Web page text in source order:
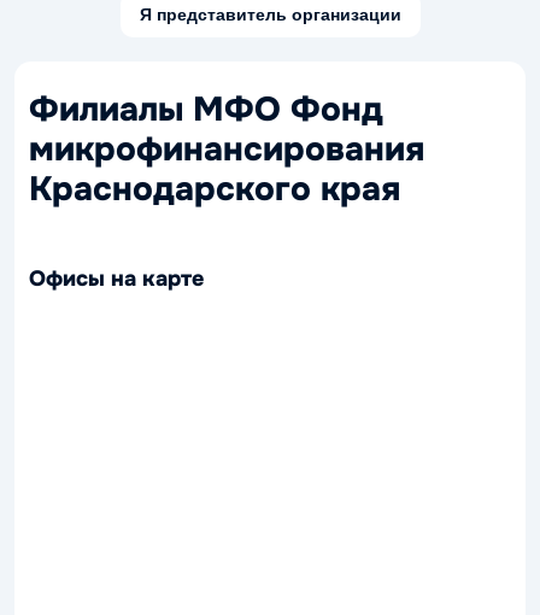
Я представитель организации
Филиалы МФО Фонд
микрофинансирования
Краснодарского края
Офисы на карте